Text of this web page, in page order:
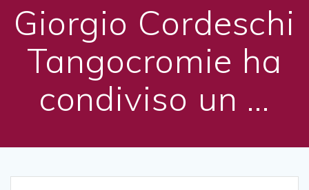
Giorgio Cordeschi
Tangocromie ha
condiviso un …